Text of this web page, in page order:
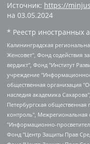
Источник: https://
на 03.05.2024
* Реестр иностранных
Калининградская региональная общественная организация "Экозащита!-Женсовет", Фонд содействия защите прав и свобод граждан "Общественный вердикт", Фонд "Институт Развития Свободы Информации", Частное учреждение "Информационное агентство МЕМО. РУ", Региональная общественная организация "Общественная комиссия по сохранению наследия академика Сахарова", Фонд поддержки свободы прессы, Санкт-Петербургская общественная правозащитная организация "Гражданский контроль", Межрегиональная общественная организация "Информационно-просветительский центр "Мемориал", Региональный Фонд "Центр Защиты Прав Средств Массовой Информации", с 05.12.2023 Фонд "Центр Защиты Прав Средств массовой информации", Региональная общественная благотворительная организация помощи беженцам и мигрантам "Гражданское содействие", Негосударственное образовательное учреждение дополнительного профессионального образования (повышение квалификации) специалистов "АКАДЕМИЯ ПО ПРАВАМ ЧЕЛОВЕКА", Свердловская региональная общественная организация "Сутяжник", Автономная некоммерческая организация "Центр независимых социологических исследований", Союз общественных объединений "Российский исследовательский центр по правам человека", Региональное общественное учреждение научно-информационный центр "МЕМОРИАЛ", Некоммерческая организация "Фонд защиты гласности", Автономная некоммерческая организация "Институт прав человека", Городская общественная организация "Екатеринбургское общество "МЕМОРИАЛ", Городская общественная организация "Рязанское историко-просветительское и правозащитное общество "Мемориал" (Рязанский Мемориал), Челябинский региональный орган общественной самодеятельности – женское общественное объединение "Женщины Евразии", Челябинский региональный орган общественной самодеятельности "Уральская правозащитная группа", Фонд содействия защите здоровья и социальной справедливости имени Андрея Рылькова, Автономная Некоммерческая Организация "Аналитический Центр Юрия Левады", Автономная некоммерческая организация социальной поддержки населения "Проект Апрель", Региональная общественная организация помощи женщинам и детям, находящимся в кризисной ситуации "Информационно-методический центр "Анна", Фонд содействия развитию массовых коммуникаций и правовому просвещению "Так-так-Так", Фонд содействия устойчивому развитию "Серебряная тайга", Свердловский региональный общественный фонд социальных проектов "Новое время", "Idel.Реалии", Кавказ.Реалии, Крым.Реалии, Телеканал Настоящее Время, Татаро-башкирская служба Радио Свобода (Azatliq Radiosi), Радио Свободная Европа/Радио Свобода (PCE/PC), "Сибирь.Реалии", "Фактограф", Благотворительный фонд помощи осужденным и их семьям, Автономная некоммерческая организация "Институт глобализации и социальных движений", Фонд "В защиту прав заключенных", Частное учреждение "Центр поддержки и содействия развитию средств массовой информации", Пензенский региональный общественный благотворительный фонд "Гражданский союз", "Север.Реалии", Некоммерческая организация Фонд "Правовая инициатива", Общество с ограниченной ответственностью "Радио Свободная Европа/Радио Свобода", Чешское информационное агентство "MEDIUM-ORIENT", Красноярская региональная общественная организация "Мы против СПИДа", Камалягин Денис Николаевич, Маркелов Сергей Евгеньевич, Пономарев Лев Александрович, Савицкая Людмила Алексеевна, Автономная некоммерческая организация "Центр по работе с проблемой насилия "НАСИЛИЮ.НЕТ", Межрегиональный профессиональный союз работников здравоохранения "Альянс врачей", Юридическое лицо, зарегистрированное в Латвийской Республике, SIA "Medusa Project" (регистрационный номер 40103797863, дата регистрации 10.06.2014), Некоммерческая организация "Фонд по борьбе с коррупцией", Автономная некоммерческая организация "Институт права и публичной политики", Баданин Роман Сергеевич, Гликин Максим Александрович, Железнова Мария Михайловна, Лукьянова Юлия Сергеевна, Маетная Елизавета Витальевна, Маняхин Петр Борисович, Чуракова Ольга Владимировна, Ярош Юлия Петровна, Юридическое